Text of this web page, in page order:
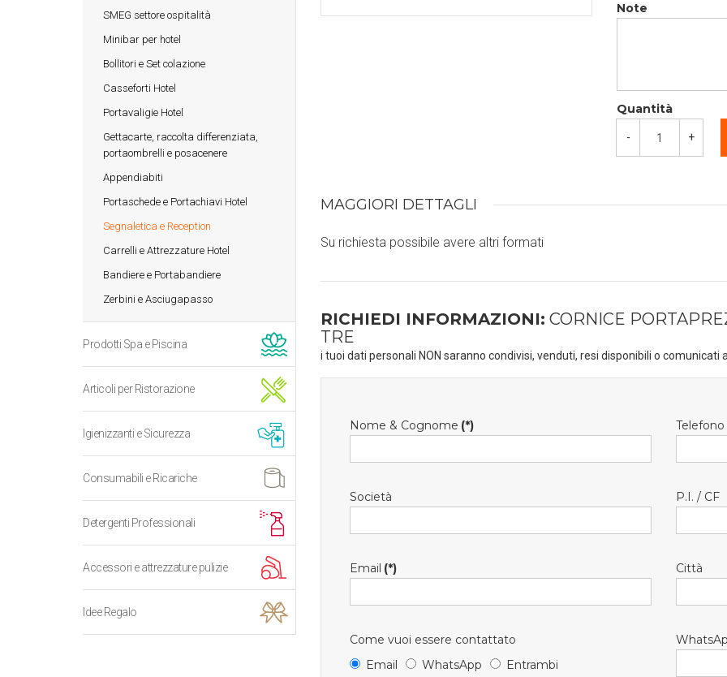
SMEG settore ospitalità
Minibar per hotel
Bollitori e Set colazione
Casseforti Hotel
Portavaligie Hotel
Gettacarte, raccolta differenziata,
portaombrelli e posacenere
Appendiabiti
Portaschede e Portachiavi Hotel
Segnaletica e Reception
Carrelli e Attrezzature Hotel
Bandiere e Portabandiere
Zerbini e Asciugapasso
Prodotti Spa e Piscina
Articoli per Ristorazione
Igienizzanti e Sicurezza
Consumabili e Ricariche
Detergenti Professionali
Accessori e attrezzature pulizie
Idee Regalo
Note
Quantità
- +
MAGGIORI DETTAGLI
Su richiesta possibile avere altri formati
RICHIEDI INFORMAZIONI: CORNICE
TRE
i tuoi dati personali NON saranno condivisi, venduti, resi disponibili o comunicati
Nome & Cognome (*) Telefono
Società P.I. / CF
Email (*) Città
Come vuoi essere contattato
Email
WhatsApp Entrambi